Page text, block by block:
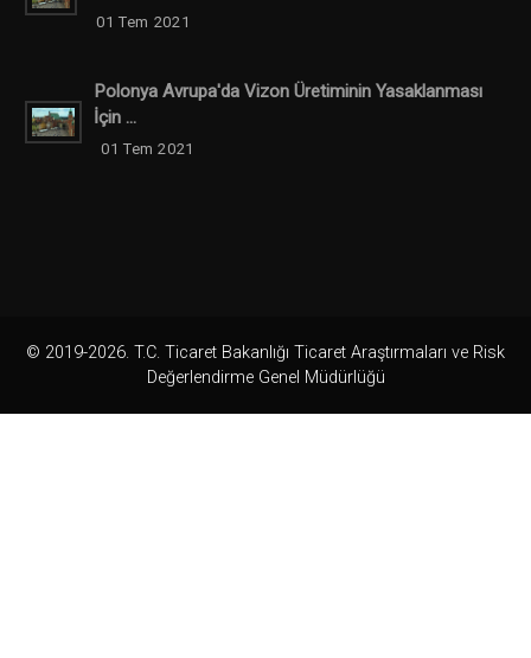
01 Tem 2021
Polonya Avrupa'da Vizon Üretiminin Yasaklanması
İçin ...
01 Tem 2021
© 2019-2026. T.C. Ticaret Bakanlığı Ticaret Araştırmaları ve Risk
Değerlendirme Genel Müdürlüğü